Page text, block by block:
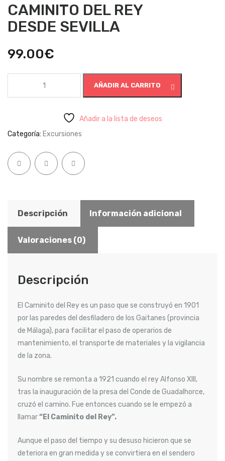
CAMINITO DEL REY
DESDE SEVILLA
99.00€
CAMINITO
SEVILLA
AÑADIR AL CARRITO
Añadir a la lista de deseos
Categoría: Excursiones
Descripción Información adicional
Valoraciones (0)
Descripción
El Caminito del Rey es un paso que se construyó en 1901
por las paredes del desfiladero de los Gaitanes (provincia
de Málaga), para facilitar el paso de operarios de
mantenimiento, el transporte de materiales y la vigilancia
de la zona.
Su nombre se remonta a 1921 cuando el rey Alfonso XIII,
tras la inauguración de la presa del Conde de Guadalhorce,
cruzó el camino. Fue entonces cuando se le empezó a
llamar“El Caminito del Rey”.
Aunque el paso del tiempo y su desuso hicieron que se
deteriora en gran medida y se convirtiera en el sendero